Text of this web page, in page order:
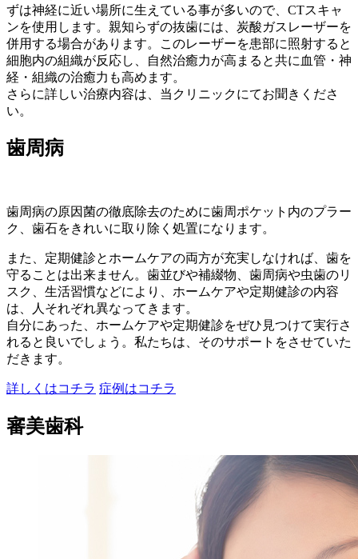
ずは神経に近い場所に生えている事が多いので、CTスキャ
ンを使用します。親知らずの抜歯には、炭酸ガスレーザーを
併用する場合があります。このレーザーを患部に照射すると
細胞内の組織が反応し、自然治癒力が高まると共に血管・神
経・組織の治癒力も高めます。
さらに詳しい治療内容は、当クリニックにてお聞きくださ
い。
歯周病
歯周病の原因菌の徹底除去のために歯周ポケット内のプラー
ク、歯石をきれいに取り除く処置になります。
また、定期健診とホームケアの両方が充実しなければ、歯を
守ることは出来ません。歯並びや補綴物、歯周病や虫歯のリ
スク、生活習慣などにより、ホームケアや定期健診の内容
は、人それぞれ異なってきます。
自分にあった、ホームケアや定期健診をぜひ見つけて実行さ
れると良いでしょう。私たちは、そのサポートをさせていた
だきます。
詳しくはコチラ 症例はコチラ
審美歯科